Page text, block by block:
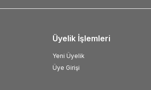
Üyelik İşlemleri
Yeni Üyelik
Üye Girişi